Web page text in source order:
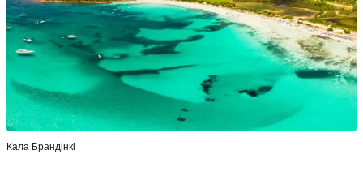
Кала Брандінкі